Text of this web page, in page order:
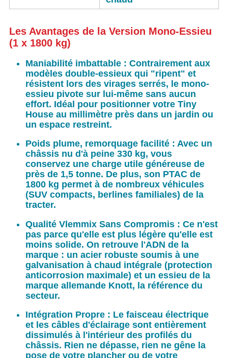
Les Avantages de la Version Mono-Essieu
(1 x 1800 kg)
Maniabilité imbattable : Contrairement aux
modèles double-essieux qui "ripent" et
résistent lors des virages serrés, le mono-
essieu pivote sur lui-même sans aucun
effort. Idéal pour positionner votre Tiny
House au millimètre près dans un jardin ou
un espace restreint.
Poids plume, remorquage facilité : Avec un
châssis nu d'à peine 330 kg, vous
conservez une charge utile généreuse de
près de 1,5 tonne. De plus, son PTAC de
1800 kg permet à de nombreux véhicules
(SUV compacts, berlines familiales) de la
tracter.
Qualité Vlemmix Sans Compromis : Ce n'est
pas parce qu'elle est plus légère qu'elle est
moins solide. On retrouve l'ADN de la
marque : un acier robuste soumis à une
galvanisation à chaud intégrale (protection
anticorrosion maximale) et un essieu de la
marque allemande Knott, la référence du
secteur.
Intégration Propre : Le faisceau électrique
et les câbles d'éclairage sont entièrement
dissimulés à l'intérieur des profilés du
châssis. Rien ne dépasse, rien ne gêne la
pose de votre plancher ou de votre